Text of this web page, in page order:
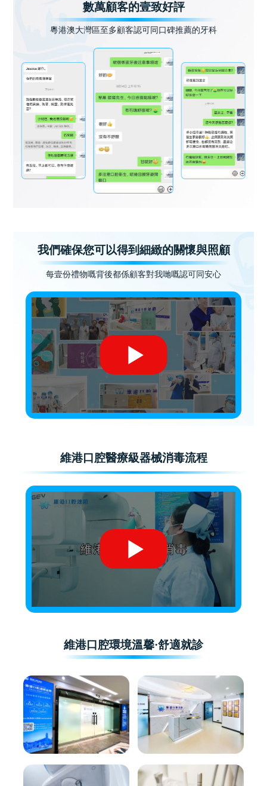
數萬顧客的壹致好評
粵港澳大灣區至多顧客認可同口碑推薦的牙科
我們確保您可以得到細緻的關懷與照顧
每壹份禮物嘅背後都係顧客對我哋嘅認可同安心
維港口腔醫療級器械消毒流程
維港口腔環境溫馨·舒適就診